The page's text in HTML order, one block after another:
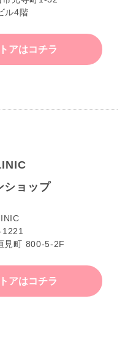
ル4階
アはコチラ
ショップ
1221
見町 800-5-2F
アはコチラ